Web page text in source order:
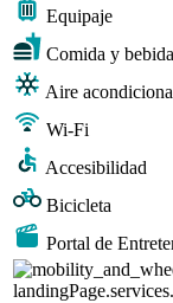
Equipaje
Comida y bebida
Aire
Wi-Fi
Accesibilidad
Bicicleta
Portal de